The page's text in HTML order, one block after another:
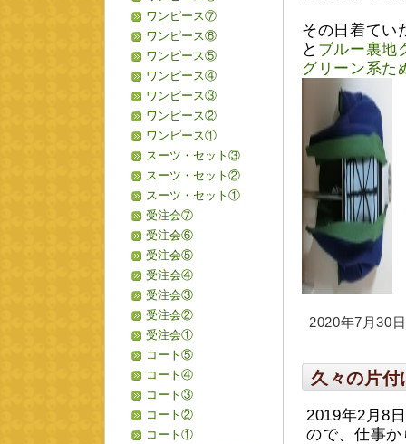
その日着てい
と ブルー裏地
グリーン系た
2020年7月30
久々の片付
2019年2月8
ので、仕事
ワンピース⑦
ワンピース⑥
ワンピース⑤
ワンピース④
ワンピース③
ワンピース②
ワンピース①
スーツ・セット③
スーツ・セット②
スーツ・セット①
受注会⑦
受注会⑥
受注会⑤
受注会④
受注会③
受注会②
受注会①
コート⑤
コート④
コート③
コート②
コート①